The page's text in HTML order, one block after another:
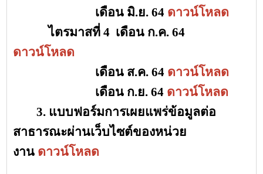
เดือน มิ.ย. 64 ดาวน์โหลด
ไตรมาสที่ 4 เดือน ก.ค. 64
ดาวน์โหลด
เดือน ส.ค. 64 ดาวน์โหลด
เดือน ก.ย. 64 ดาวน์โหลด
3. แบบฟอร์มการเผยแพร่ข้อมูลต่อ
สาธารณะผ่านเว็บไซต์ของหน่วย
งาน ดาวน์โหลด